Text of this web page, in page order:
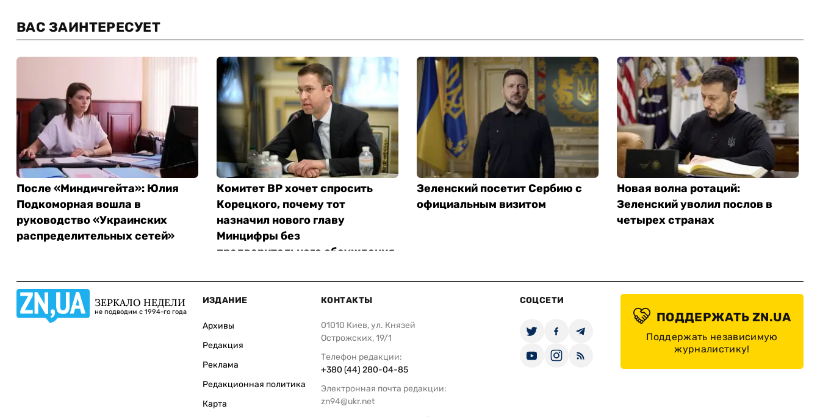
ВАС ЗАИНТЕРЕСУЕТ
После «Миндичгейта»: Юлия
Подкоморная вошла в
руководство «Украинских
распределительных сетей»
Комитет ВР хочет спросить
Корецкого, почему тот
назначил нового главу
Минцифры без
предварительного обсуждения
Зеленский посетит Сербию с
официальным визитом
Новая волна ротаций:
Зеленский уволил послов в
четырех странах
ЗЕРКАЛО НЕДЕЛИ
не подводим с 1994-го года
ИЗДАНИЕ
Архивы
Редакция
Реклама
Редакционная политика
Карта
КОНТАКТЫ
01010 Киев, ул. Князей
Острожских, 19/1
Телефон редакции:
+380 (44) 280-04-85
Электронная почта редакции:
zn94@ukr.net
СОЦСЕТИ
ПОДДЕРЖАТЬ ZN.UA
Поддержать независимую
журналистику!